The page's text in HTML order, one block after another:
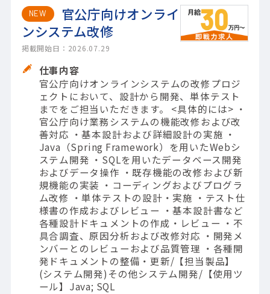
NEW
官公庁向けオンライ
ンシステム改修
掲載開始日：2026.07.29
仕事内容
官公庁向けオンラインシステムの改修プロジ
ェクトにおいて、設計から開発、単体テスト
までをご担当いただきます。 <具体的には> ・
官公庁向け業務システムの機能改修および改
善対応 ・基本設計および詳細設計の実施 ・
Java（Spring Framework）を用いたWebシ
ステム開発 ・SQLを用いたデータベース開発
およびデータ操作 ・既存機能の改修および新
規機能の実装 ・コーディングおよびプログラ
ム改修 ・単体テストの設計・実施 ・テスト仕
様書の作成およびレビュー ・基本設計書など
各種設計ドキュメントの作成・レビュー ・不
具合調査、原因分析および改修対応 ・開発メ
ンバーとのレビューおよび品質管理 ・各種開
発ドキュメントの整備・更新/【担当製品】
(システム開発)その他システム開発/【使用ツ
ール】Java; SQL